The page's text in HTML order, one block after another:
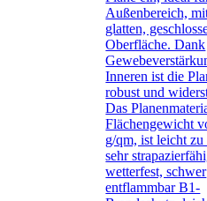
Außenbereich,
glatten,
Oberfläche. Dank
Inneren ist die
robust und
Das
Flächengewicht
g/qm, ist leicht zu
sehr
wetterfest, schwer
entflammbar B1-